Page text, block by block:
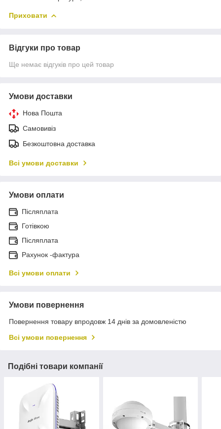
Приховати
Відгуки про товар
Ще немає відгуків про цей товар
Умови доставки
Нова Пошта
Самовивіз
Безкоштовна доставка
Всі умови доставки
Умови оплати
Післяплата
Готівкою
Післяплата
Рахунок -фактура
Всі умови оплати
Умови повернення
Повернення товару впродовж 14 днів за домовленістю
Всі умови повернення
Подібні товари компанії